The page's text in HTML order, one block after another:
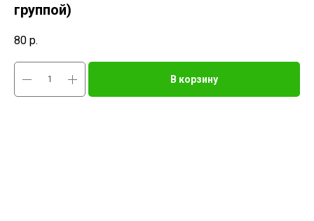
группой)
80 р.
В корзину